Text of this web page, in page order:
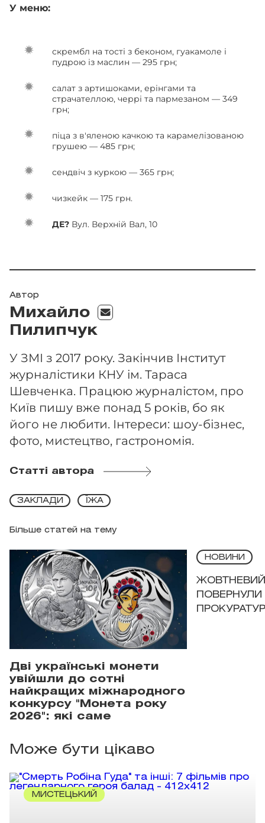
У меню:
скрембл на тості з беконом, гуакамоле і
пудрою із маслин — 295 грн;
салат з артишоками, ерінгами та
страчателлою, черрі та пармезаном — 349
грн;
піца з в'яленою качкою та карамелізованою
грушею — 485 грн;
сендвіч з куркою — 365 грн;
чизкейк — 175 грн.
ДЕ? Вул. Верхній Вал, 10
Автор
Михайло
Пилипчук
У ЗМІ з 2017 року. Закінчив Інститут
журналістики КНУ ім. Тараса
Шевченка. Працюю журналістом, про
Київ пишу вже понад 5 років, бо як
його не любити. Інтереси: шоу-бізнес,
фото, мистецтво, гастрономія.
Статті автора
Більше статей на тему
ЗАКЛАДИ ЇЖА
Дві українські монети
увійшли до сотні
найкращих міжнародного
конкурсу "Монета року
2026": які саме
НОВИНИ
ЖОВТНЕВИЙ
ПОВЕРНУЛИ
Може бути цікаво
МИСТЕЦЬКИЙ